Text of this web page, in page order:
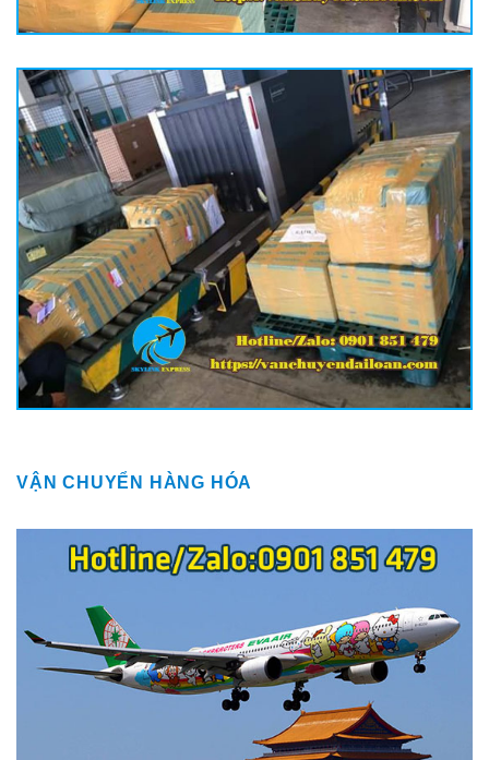
VẬN CHUYỂN HÀNG HÓA